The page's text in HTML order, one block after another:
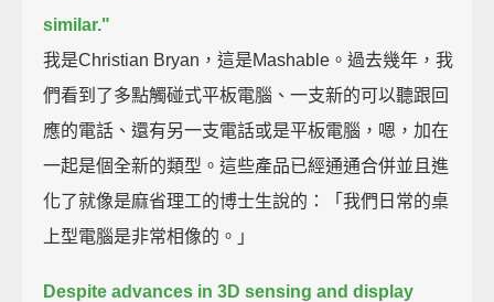
similar."
我是Christian Bryan，這是Mashable。過去幾年，我
們看到了多點觸碰式平板電腦、一支新的可以聽跟回
應的電話、還有另一支電話或是平板電腦，嗯，加在
一起是個全新的類型。這些產品已經通通合併並且進
化了就像是麻省理工的博士生說的：「我們日常的桌
上型電腦是非常相像的。」
Despite advances in 3D sensing and display